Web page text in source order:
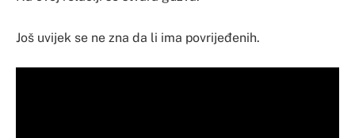
Još uvijek se ne zna da li ima povrijeđenih.